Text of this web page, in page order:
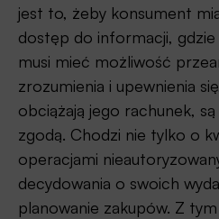
jest to, żeby konsument
dostęp do informacji, gdzie
musi mieć możliwość
zrozumienia i upewnienia
obciążają jego rachunek,
zgodą. Chodzi nie tylko o
operacjami
decydowania o swoich
planowanie zakupów. Z